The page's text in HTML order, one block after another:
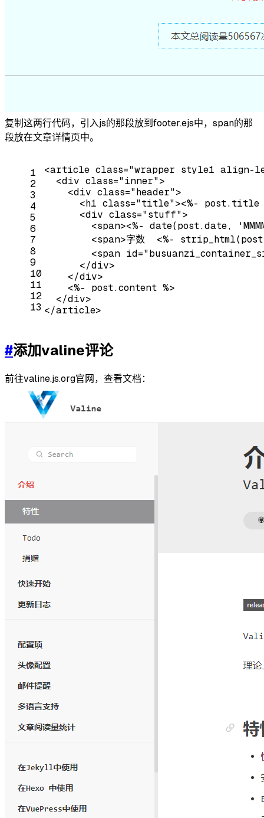
复制这两行代码，引入js的那段放到footer.ejs中，span的那
段放在文章详情页中。
1
2
3
4
5
6
7
8
9
10
11
12
13
<article class="wrapper style1 align-
<div class="inner">
<div class="header">
<h1 class="title"><%- post.title
<div class="stuff">
<span><%- date( post.date, '
<span>字数 <%- strip_html(
<span id=
</div>
</div>
<%- post.content %>
</div>
</article>
#添加valine评论
前往valine.js.org官网，查看文档：